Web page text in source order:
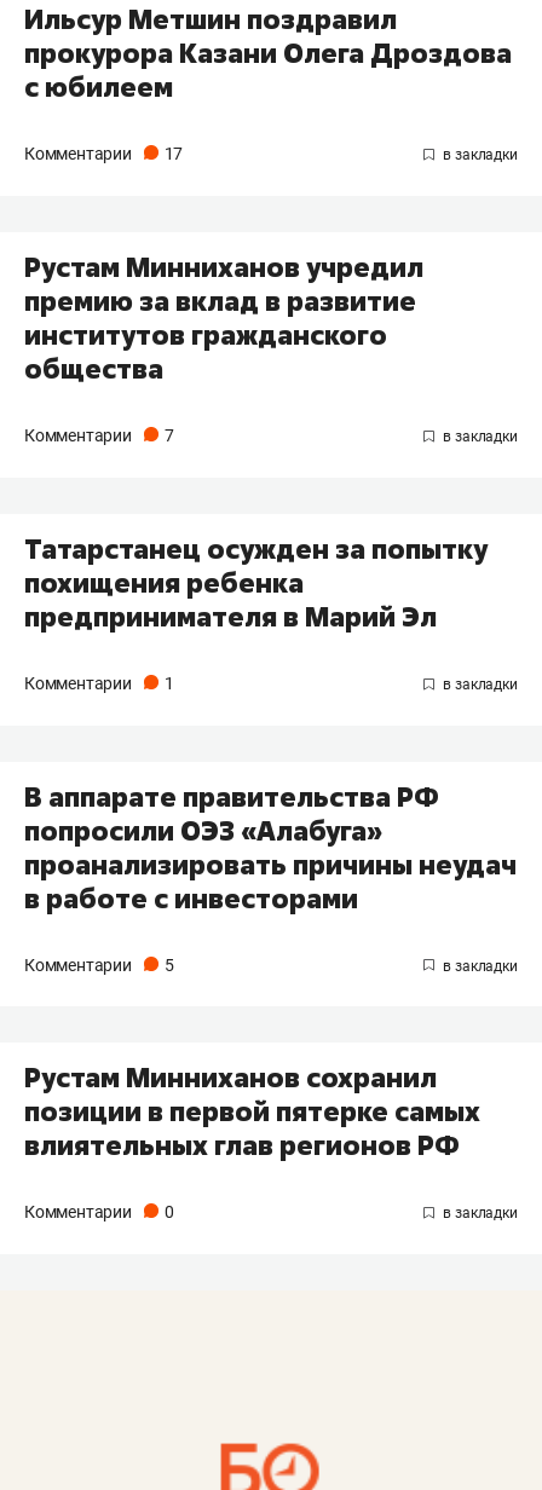
Ильсур Метшин поздравил
прокурора Казани Олега Дроздова
с юбилеем
Комментарии 17
Рустам Минниханов учредил
премию за вклад в развитие
институтов гражданского
общества
Комментарии 7
Татарстанец осужден за попытку
похищения ребенка
предпринимателя в Марий Эл
Комментарии 1
В аппарате правительства РФ
попросили ОЭЗ «Алабуга»
проанализировать причины неудач
в работе с инвесторами
Комментарии 5
Рустам Минниханов сохранил
позиции в первой пятерке самых
влиятельных глав регионов РФ
Комментарии 0